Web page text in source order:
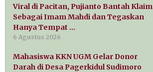
Viral di Pacitan, Pujianto Bantah Klaim
Sebagai Imam Mahdi dan Tegaskan
Hanya Tempat …
6 Agustus 2026
Mahasiswa KKN UGM Gelar Donor
Darah di Desa Pagerkidul Sudimoro